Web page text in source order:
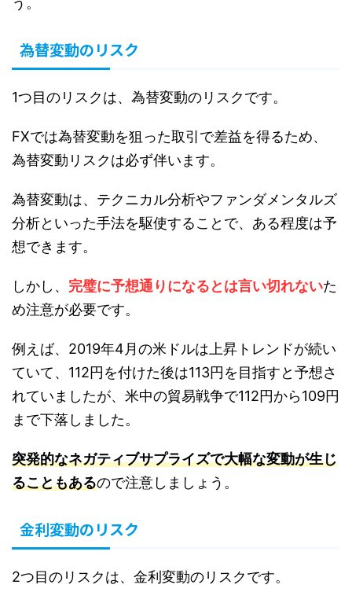
為替変動のリスク
1つ目のリスクは、為替変動のリスクです。
FXでは為替変動を狙った取引で差益を得るため、
為替変動リスクは必ず伴います。
為替変動は、テクニカル分析やファンダメンタルズ
分析といった手法を駆使することで、ある程度は予
想できます。
しかし、 完璧に予想通りになるとは言い切れないた
め注意が必要です。
例えば、2019年4月の米ドルは上昇トレンドが続い
ていて、112円を付けた後は113円を目指すと予想さ
れていましたが、米中の貿易戦争で112円から109円
まで下落しました。
突発的なネガティブサプライズで大幅な変動が生じ
ることもあるので注意しましょう。
金利変動のリスク
2つ目のリスクは、金利変動のリスクです。